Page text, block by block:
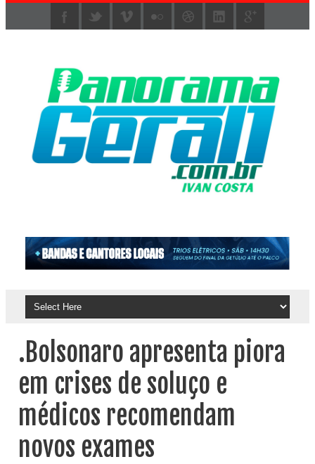
.Bolsonaro apresenta piora
em crises de soluço e
médicos recomendam
novos exames